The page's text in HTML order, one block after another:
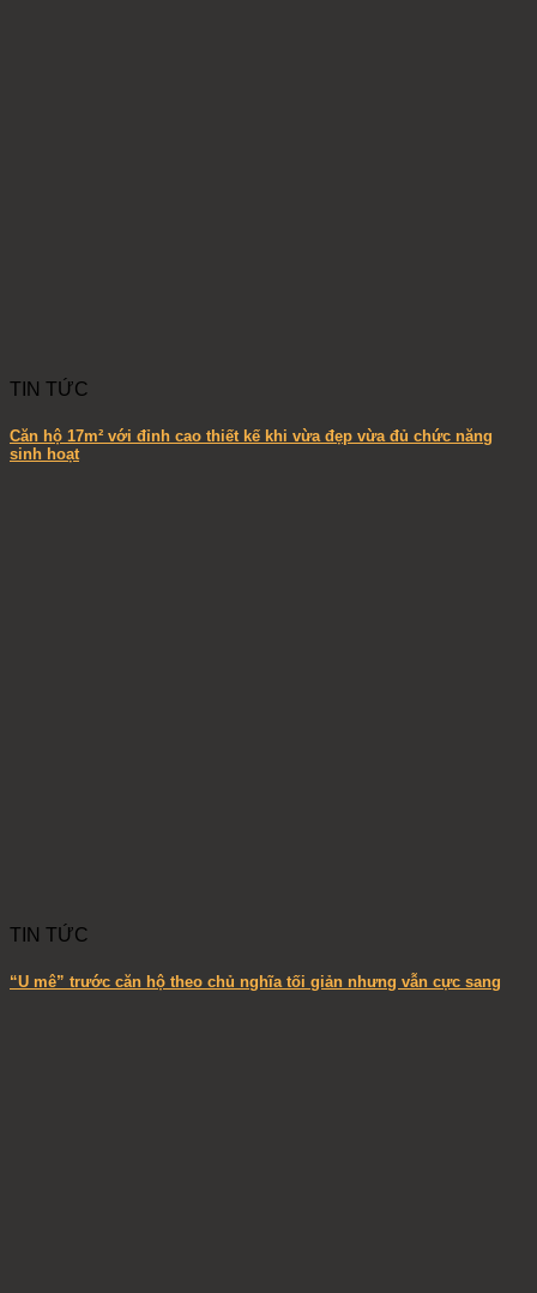
TIN TỨC
Căn hộ 17m² với đỉnh cao thiết kế khi vừa đẹp vừa đủ chức năng
sinh hoạt
TIN TỨC
“U mê” trước căn hộ theo chủ nghĩa tối giản nhưng vẫn cực sang